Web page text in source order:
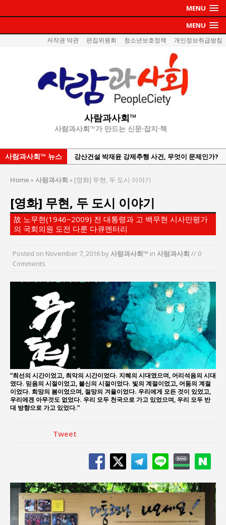
MENU
MENU
저작권·약관 편집위원회 청소년보호정책 개인정보취급방침
사람과사회™
사람과사회™가 만드는 신문·잡지·책
사람과사회™ 뉴스
강산건설 박재윤 강제추행 사건, 무엇이 문제인가?
세미나 개최
서효석 충청향우회중앙회 총재 취임 논란 확산
지방의회 공약은 ‘빛 좋은 개살구’인가?
“엄마의 절박함과 ‘실무형 정치인’으로 생활정치 실
김종대, “현대전, 강한 군대도 약해질 수 있다”
이홍원 작가, 생활문화상품 4종 판매
통일 지향 2국가론: 한반도 평화의 새로운 길
Home »사람과사회 » [영화] 무현, 두 도시 이야기
[영화] 무현, 두 도시 이야기
故 노무현(1946~2009) 전 대통령과 고 백무현 시사만평가
의 국회의원 도전 다룬 다큐멘터리
Posted on November 7, 2016 by사람과사회™ in 사람과사회 // 0
Comments
“최선의 시간이었고, 최악의 시간이었다. 지혜의 시대였으며, 어리석음의 시대
였다. 믿음의 시절이었고, 불신의 시절이었다. 빛의 계절이었고, 어둠의 계절
이었다. 희망의 봄이었으며, 절망의 겨울이었다. 우리에게 모든 것이 있었고,
우리에겐 아무것도 없었다. 우리 모두 천국으로 가고 있었으며, 우리 모두 반
대 방향으로 가고 있었다.”
Tweet